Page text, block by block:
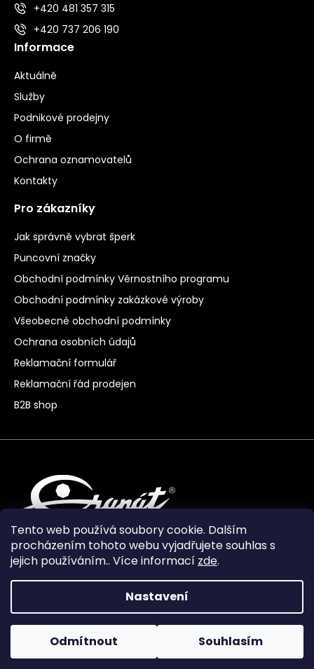
Tento web používá soubory cookie. Dalším
procházením tohoto webu vyjadřujete souhlas s
jejich používáním.. Více informací zde.
Nastavení
Odmítnout Souhlasím
+420 481 357 315
+420 737 206 190
Informace
Aktuálně
Služby
Podnikové prodejny
O firmě
Ochrana oznamovatelů
Kontakty
Pro zákazníky
Jak správně vybrat šperk
Puncovní značky
Obchodní podmínky Věrnostního programu
Obchodní podmínky zakázkové výroby
Všeobecné obchodní podmínky
Ochrana osobních údajů
Reklamační formulář
Reklamační řád prodejen
B2B shop
Vytvořil Shoptet Premium
Copyright 2024Granát Turnov. Všechna práva
vyhrazena.